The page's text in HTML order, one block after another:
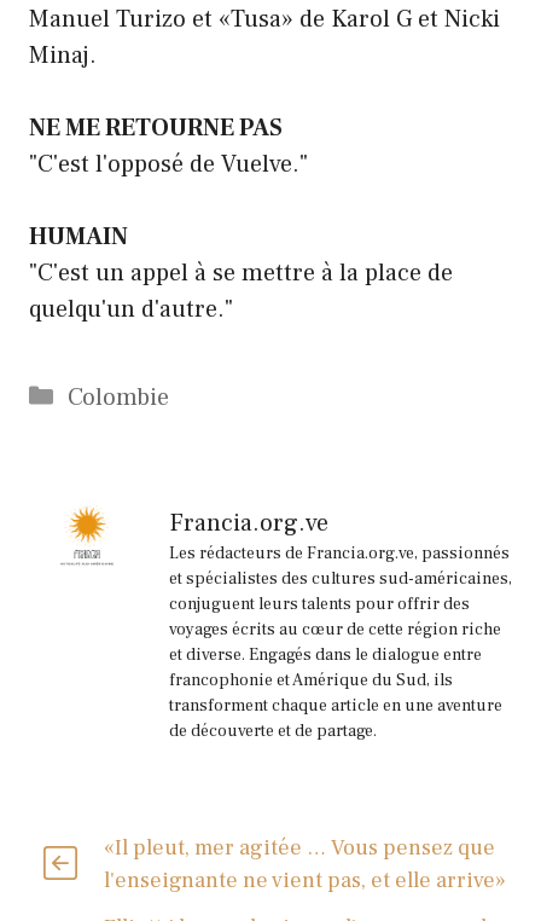
Manuel Turizo et «Tusa» de Karol G et Nicki
Minaj.
NE ME RETOURNE PAS
"C'est l'opposé de Vuelve."
HUMAIN
"C'est un appel à se mettre à la place de
quelqu'un d'autre."
Catégories
Colombie
Francia.org.ve
Les rédacteurs de Francia.org.ve, passionnés
et spécialistes des cultures sud-américaines,
conjuguent leurs talents pour offrir des
voyages écrits au cœur de cette région riche
et diverse. Engagés dans le dialogue entre
francophonie et Amérique du Sud, ils
transforment chaque article en une aventure
de découverte et de partage.
«Il pleut, mer agitée … Vous pensez que
l'enseignante ne vient pas, et elle arrive»